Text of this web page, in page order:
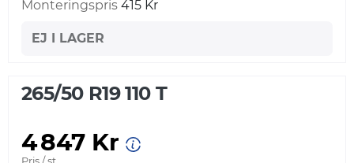
Monteringspris 415 Kr
EJ I LAGER
265/50 R19 110 T
4 847 Kr